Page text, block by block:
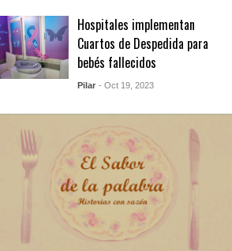
Hospitales implementan
Cuartos de Despedida para
bebés fallecidos
Pilar - Oct 19, 2023